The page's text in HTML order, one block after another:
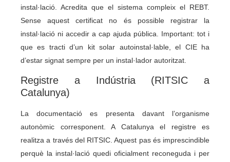
instal·lació. Acredita que el sistema compleix el REBT.
Sense aquest certificat no és possible registrar la
instal·lació ni accedir a cap ajuda pública. Important: tot i
que es tracti d’un kit solar autoinstal·lable, el CIE ha
d’estar signat sempre per un instal·lador autoritzat.
Registre a Indústria (RITSIC a
Catalunya)
La documentació es presenta davant l’organisme
autonòmic corresponent. A Catalunya el registre es
realitza a través del RITSIC. Aquest pas és imprescindible
perquè la instal·lació quedi oficialment reconeguda i per